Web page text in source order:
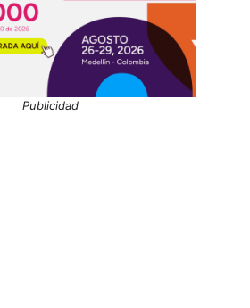
Publicidad